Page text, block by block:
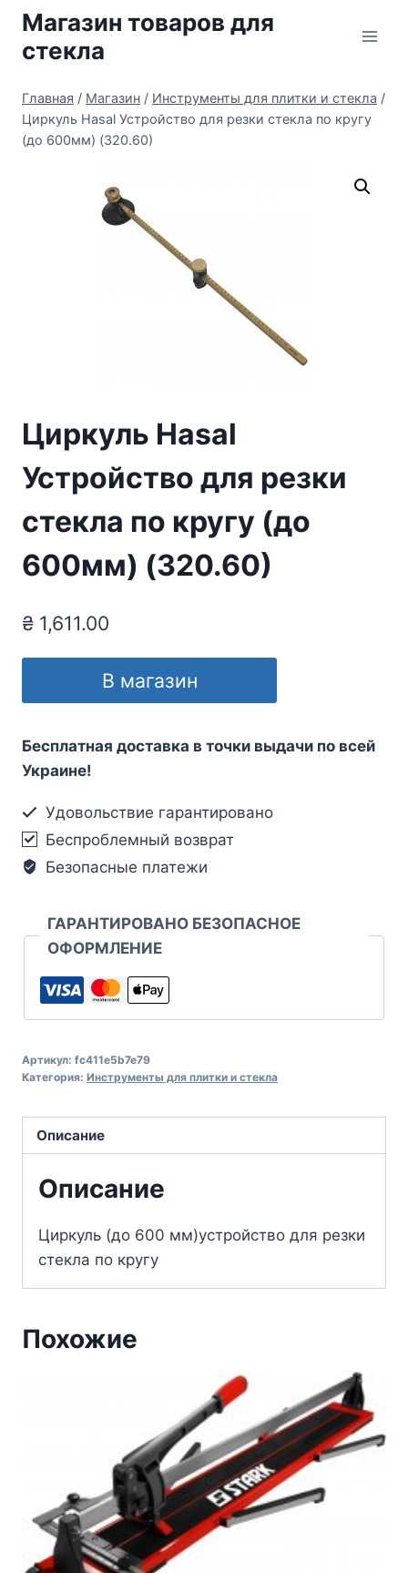
Перейти
содержимому
Магазин товаров для
стекла
Главная / Магазин / Инструменты для плитки и стекла /
Циркуль Hasal Устройство для резки стекла по кругу
(до 600мм) (320.60)
Циркуль Hasal
Устройство для резки
стекла по кругу (до
600мм) (320.60)
₴ 1,611.00
В магазин
Бесплатная доставка в точки выдачи по всей
Украине!
Удовольствие гарантировано
Беспроблемный возврат
Безопасные платежи
ГАРАНТИРОВАНО БЕЗОПАСНОЕ
ОФОРМЛЕНИЕ
Артикул: fc411e5b7e79
Категория: Инструменты для плитки и стекла
Описание
Описание
Циркуль (до 600 мм)устройство для резки
стекла по кругу
Похожие